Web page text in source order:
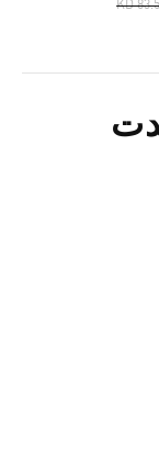
Price Reduced
KD
To